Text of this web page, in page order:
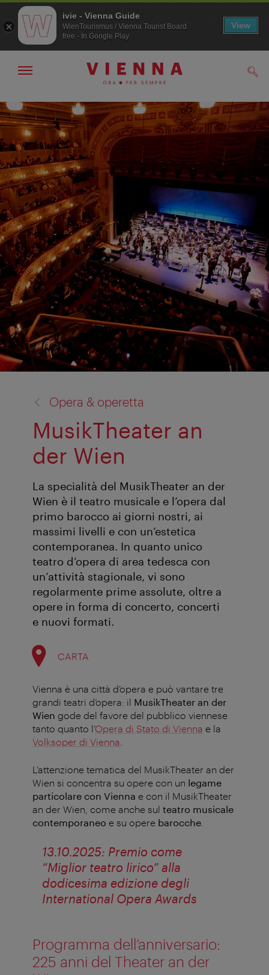
Alla
navigazione
Al
contenuto
Mostra/nascondi
Opera & operetta
MusikTheater an
der Wien
La specialità del MusikTheater an der
Wien è il teatro musicale e l’opera dal
primo barocco ai giorni nostri, ai
massimi livelli e con un’estetica
contemporanea. In quanto unico
teatro d’opera di area tedesca con
un’attività stagionale, vi sono
regolarmente prime assolute, oltre a
opere in forma di concerto, concerti
e nuovi formati.
CARTA
Vienna è una città d’opera e può vantare tre
grandi teatri d’opera: il MusikTheater an der
Wien gode del favore del pubblico viennese
tanto quanto l’Opera di Stato di Vienna e la
Volksoper di Vienna
L’attenzione tematica del MusikTheater an der
Wien si concentra su opere con un legame
particolare con Vienna e con il MusikTheater
an der Wien, come anche sul teatro musicale
contemporaneo e su opere barocche
13.10.2025: Premio come
“Miglior teatro lirico” alla
dodicesima edizione degli
International Opera Awards
Programma dell’anniversario:
225 anni del Theater an der
ivie - Vienna Guide
WienTourismus / Vienna Tourist Board
free - In Google Play
View